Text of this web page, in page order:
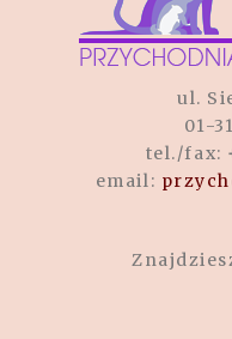
ul.
01-
tel./fax:
email: